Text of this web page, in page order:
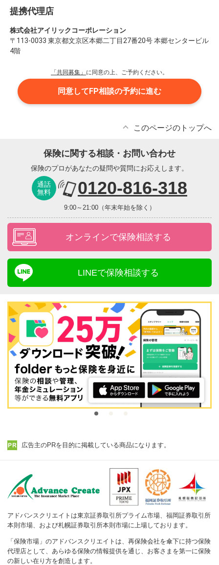
提携代理店
株式会社アイリックコーポレーション
〒113-0033 東京都文京区本郷二丁目27番20号 本郷センタービル
4階
「共同募集」 に同意の上、ご予約ください。
同意してFP相談の予約に進む
このページのトップへ
保険に関する相談・お問い合わせ
保険のプロがあなたの疑問や質問にお応えします。
通話
無料
0120-816-318
9:00～21:00（年末年始を除く）
オンラインで保険相談する
LINEで保険相談する
広告主のPRを目的に掲載している商品になります。
アドバンスクリエイトは東京証券取引所プライム市場、福岡証券取引所
本則市場、および札幌証券取引所本則市場に上場しております。
「保険市場」のアドバンスクリエイトは、再保険会社を傘下に持つ保険
代理店として、あらゆる保険の情報提供を通じ、お客さまを第一に保険
の新しい在り方を創造します。